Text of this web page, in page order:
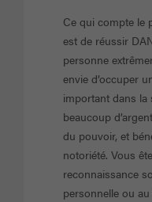
Ce qui compte le
est de réussir
personne
envie d’occuper
important dans la
beaucoup
du pouvoir, et
notoriété. Vous
reconnaissance
personnelle ou